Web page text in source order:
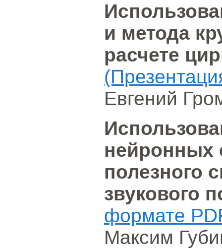
и метода
расчете
Евгений
нейронных
полезного
звукового
формате
Максим